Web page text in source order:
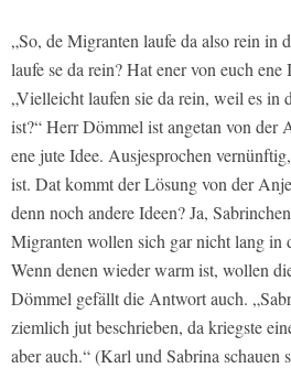
„So, de Migranten laufe da also rein in
laufe se da rein? Hat ener von euch
„Vielleicht laufen sie da rein, weil es in
ist?“ Herr Dömmel ist angetan von der
ene jute Idee. Ausjesprochen
ist. Dat kommt der Lösung von der
denn noch andere Ideen? Ja,
Migranten wollen sich gar nicht lang in
Wenn denen wieder warm ist, wollen
Dömmel gefällt die Antwort auch.
ziemlich jut beschrieben, da kriegste
aber auch.“ (Karl und Sabrina schauen